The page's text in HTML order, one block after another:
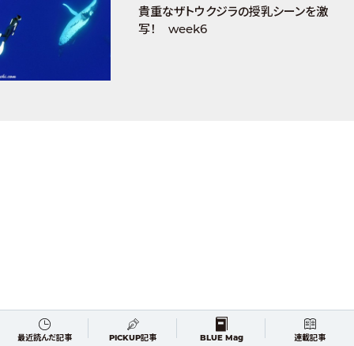
貴重なザトウクジラの授乳シーンを激
写！ week6
最近読んだ記事 PICKUP記事 BLUE Mag 連載記事